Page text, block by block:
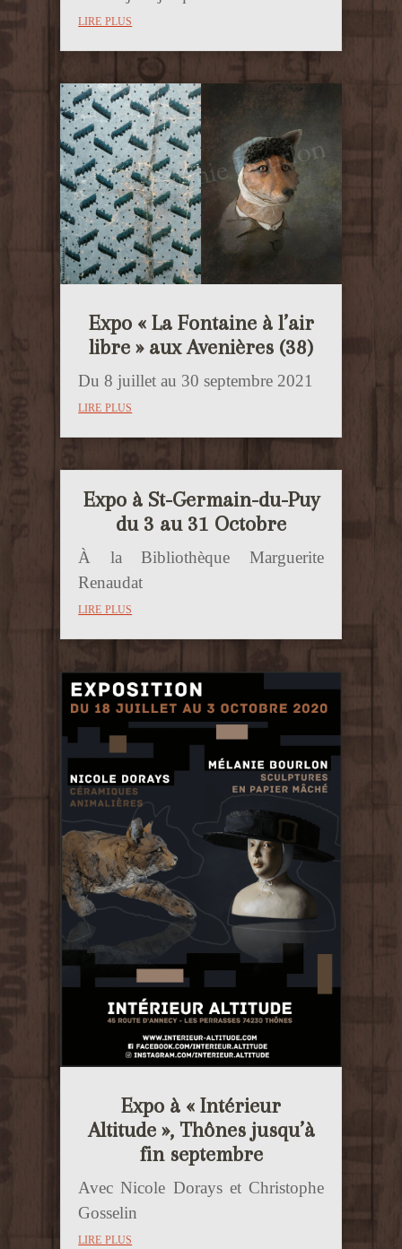
lire plus
Expo « La Fontaine à l’air
libre » aux Avenières (38)
Du 8 juillet au 30 septembre 2021
lire plus
Expo à St-Germain-du-Puy
du 3 au 31 Octobre
À la Bibliothèque Marguerite
Renaudat
lire plus
Expo à « Intérieur
Altitude », Thônes jusqu’à
fin septembre
Avec Nicole Dorays et Christophe
Gosselin
lire plus